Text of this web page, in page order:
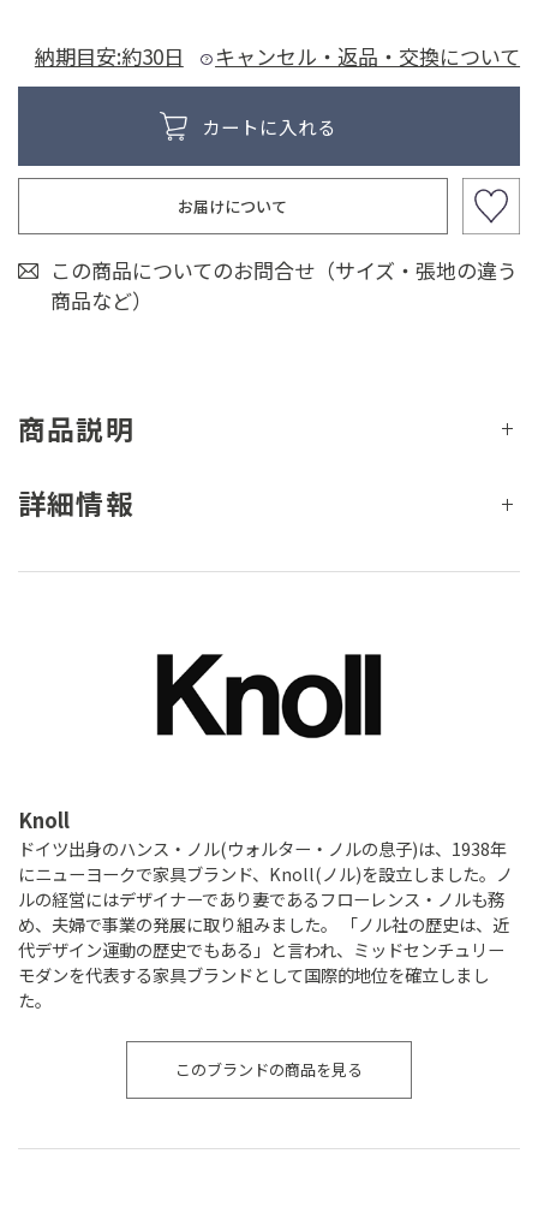
納期目安:約30日 キャンセル・返品・交換について
お届けについて
この商品についてのお問合せ（サイズ・張地の違う
商品など）
商品説明
詳細情報
Knoll
ドイツ出身のハンス・ノル(ウォルター・ノルの息子)は、1938年
にニューヨークで家具ブランド、Knoll(ノル)を設立しました。ノ
ルの経営にはデザイナーであり妻であるフローレンス・ノルも務
め、夫婦で事業の発展に取り組みました。 「ノル社の歴史は、近
代デザイン運動の歴史でもある」と言われ、ミッドセンチュリー
モダンを代表する家具ブランドとして国際的地位を確立しまし
た。
このブランドの商品を見る